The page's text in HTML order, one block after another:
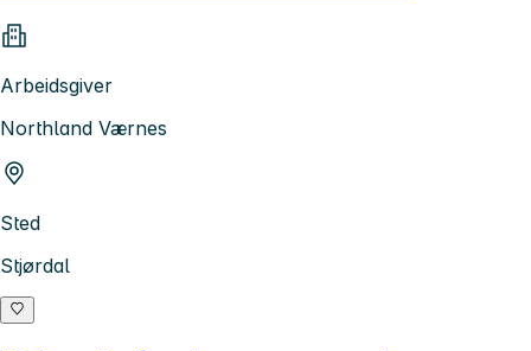
Arbeidsgiver
Northland Værnes
Sted
Stjørdal